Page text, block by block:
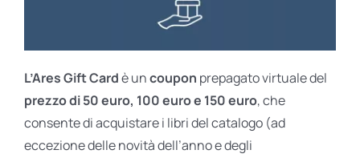
L’Ares Gift Cardè uncoupon prepagato virtuale del
prezzo di 50 euro, 100 euro e 150 euro, che
consente di acquistare i libri del catalogo (ad
eccezione delle novità dell’anno e degli